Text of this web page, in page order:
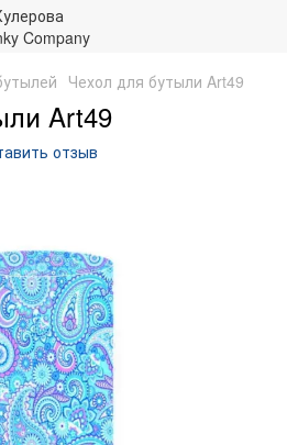
Чехол для бутыли Art49
Art49
отзыв